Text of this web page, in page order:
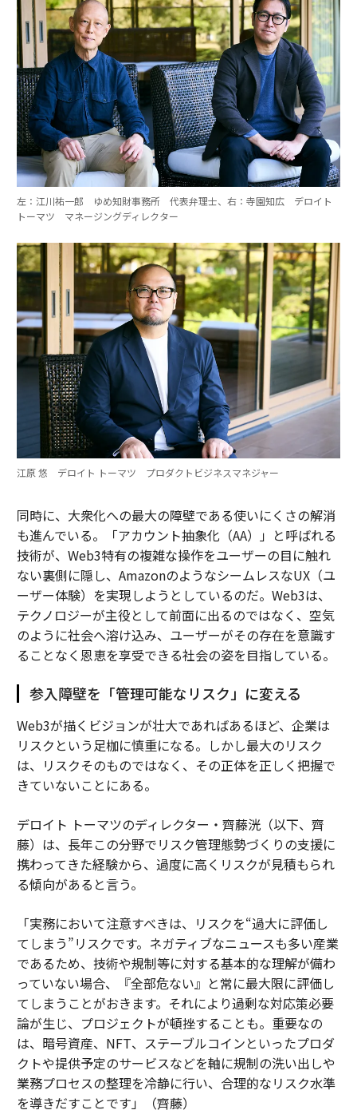
左：江川祐一郎 ゆめ知財事務所 代表弁理士、右：寺園知広 デロイト
トーマツ マネージングディレクター
江原 悠 デロイト トーマツ プロダクトビジネスマネジャー
同時に、大衆化への最大の障壁である使いにくさの解消
も進んでいる。「アカウント抽象化（AA）」と呼ばれる
技術が、Web3特有の複雑な操作をユーザーの目に触れ
ない裏側に隠し、AmazonのようなシームレスなUX（ユ
ーザー体験）を実現しようとしているのだ。Web3は、
テクノロジーが主役として前面に出るのではなく、空気
のように社会へ溶け込み、ユーザーがその存在を意識す
ることなく恩恵を享受できる社会の姿を目指している。
参入障壁を「管理可能なリスク」に変える
Web3が描くビジョンが壮大であればあるほど、企業は
リスクという足枷に慎重になる。しかし最大のリスク
は、リスクそのものではなく、その正体を正しく把握で
きていないことにある。
デロイト トーマツのディレクター・齊藤洸（以下、齊
藤）は、長年この分野でリスク管理態勢づくりの支援に
携わってきた経験から、過度に高くリスクが見積もられ
る傾向があると言う。
「実務において注意すべきは、リスクを“過大に評価し
てしまう”リスクです。ネガティブなニュースも多い産業
であるため、技術や規制等に対する基本的な理解が備わ
っていない場合、『全部危ない』と常に最大限に評価し
てしまうことがおきます。それにより過剰な対応策必要
論が生じ、プロジェクトが頓挫することも。重要なの
は、暗号資産、NFT、ステーブルコインといったプロダ
クトや提供予定のサービスなどを軸に規制の洗い出しや
業務プロセスの整理を冷静に行い、合理的なリスク水準
を導きだすことです」（齊藤）